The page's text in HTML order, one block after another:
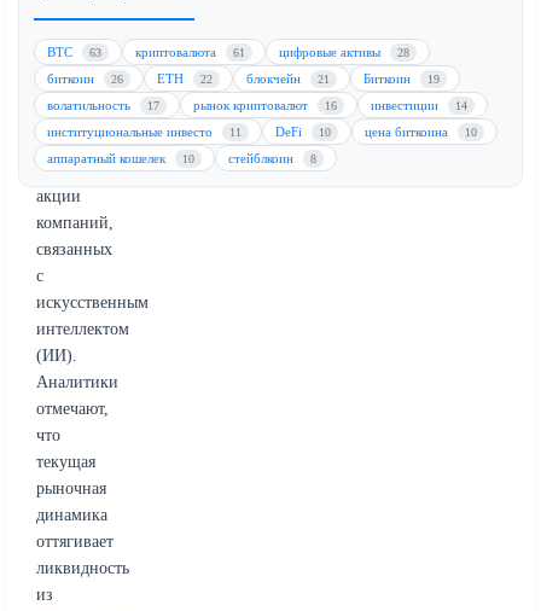
за
перетока
институционального
капитала
в
высокодоходные
акции
компаний,
связанных
с
искусственным
интеллектом
(ИИ).
Аналитики
отмечают,
что
текущая
рыночная
динамика
оттягивает
ликвидность
из
BTC 63 криптовалюта 61 цифровые активы 28
биткоин 26 ETH 22 блокчейн 21 Биткоин 19
волатильность 17 рынок криптовалют 16 инвестиции 14
институциональные инвесто 11 DeFi 10 цена биткоина 10
аппаратный кошелек 10 стейблкоин 8